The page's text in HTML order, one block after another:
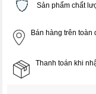
Sản phẩm chất
Bán hàng trên toàn
Thanh toán khi